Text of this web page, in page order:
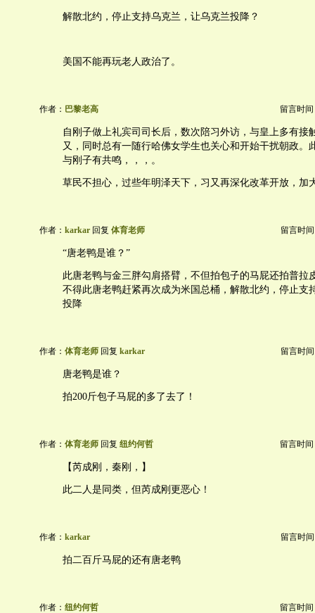
解散北约，停止支持乌克兰，让乌克兰投降？
美国不能再玩老人政治了。
作者： 巴黎老高 留言时间
自刚子做上礼宾司司长后，数次陪习外访，与皇上多有接
又，同时总有一随行哈佛女学生也关心和开始干扰朝政。
与刚子有共鸣，，，。
草民不担心，过些年明泽天下，习又再深化改革开放，加
作者： karkar 回复 体育老师 留言时间
“唐老鸭是谁？”
此唐老鸭与金三胖勾肩搭臂，不但拍包子的马屁还拍普拉
不得此唐老鸭赶紧再次成为米国总桶，解散北约，停止支
投降
作者： 体育老师 回复 karkar 留言时间
唐老鸭是谁？
拍200斤包子马屁的多了去了！
作者： 体育老师 回复 纽约何哲 留言时间
【芮成刚，秦刚，】
此二人是同类，但芮成刚更恶心！
作者： karkar 留言时间
拍二百斤马屁的还有唐老鸭
作者： 纽约何哲 留言时间